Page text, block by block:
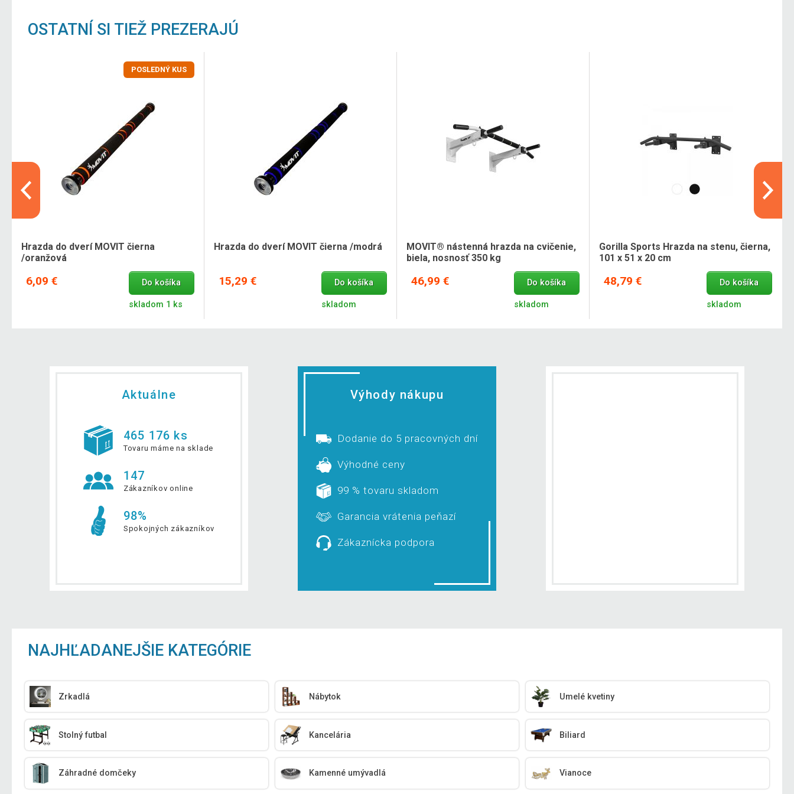
OSTATNÍ SI TIEŽ PREZERAJÚ
POSLEDNÝ KUS
Hrazda do dverí MOVIT čierna
/oranžová
6,09 € Do košíka
skladom 1 ks
Hrazda do dverí MOVIT čierna /modrá
15,29 € Do košíka
skladom
MOVIT® nástenná hrazda na cvičenie,
biela, nosnosť 350 kg
46,99 € Do košíka
skladom
Gorilla Sports Hrazda na stenu, čierna,
101 x 51 x 20 cm
48,79 € Do košíka
skladom
Aktuálne
465 176 ks
Tovaru máme na sklade
147
Zákazníkov online
98%
Spokojných zákazníkov
Výhody nákupu
Dodanie do 5 pracovných dní
Výhodné ceny
99 % tovaru skladom
Garancia vrátenia peňazí
Zákaznícka podpora
NAJHĽADANEJŠIE KATEGÓRIE
Zrkadlá Nábytok Umelé kvetiny
Stolný futbal Kancelária Biliard
Záhradné domčeky Kamenné umývadlá Vianoce